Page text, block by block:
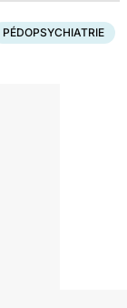
PÉDOPSYCHIATRIE